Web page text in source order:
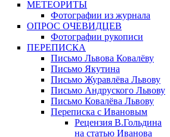
МЕТЕОРИТЫ
Фотографии из журнала
ОПРОС ОЧЕВИДЦЕВ
Фотографии рукописи
ПЕРЕПИСКА
Письмо Львова Ковалёву
Письмо Якутина
Письмо Журавлёва Львову
Письмо Андруского Львову
Письмо Ковалёва Львову
Переписка с Ивановым
Рецензия В.Гольдина
на статью Иванова